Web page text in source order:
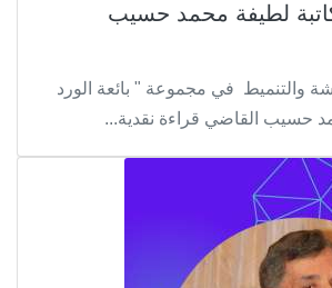
لطيفة محمد حسيب
والتنميط في مجموعة " بائعة الورد
حسيب القاضي قراءة نقدية...